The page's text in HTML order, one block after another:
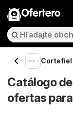
Ofertero
Cortefiel
Catálogo
ofertas